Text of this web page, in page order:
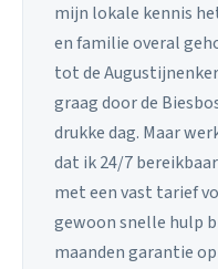
mijn lokale kennis
en familie overal
tot de
graag door de
drukke dag. Maar
dat ik 24/7
met een vast tarief
gewoon snelle hulp
maanden garantie